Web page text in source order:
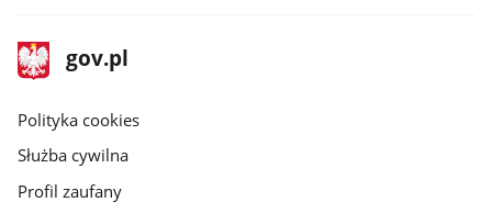
stopka
gov.pl
Strona
gov.pl
gov.pl
Polityka cookies
Służba cywilna
Profil zaufany